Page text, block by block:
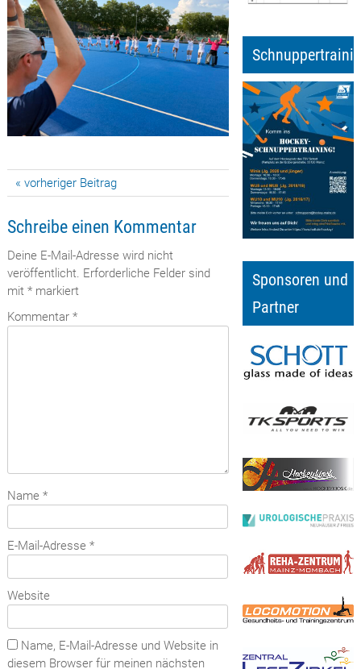
Beitragsnavigation
« vorheriger Beitrag
Schreibe einen Kommentar
Deine E-Mail-Adresse wird nicht
veröffentlicht. Erforderliche Felder sind
mit *markiert
Kommentar *
Name *
E-Mail-Adresse *
Website
Name, E-Mail-Adresse und Website in
diesem Browser für meinen nächsten
Sponsoren und
Partner